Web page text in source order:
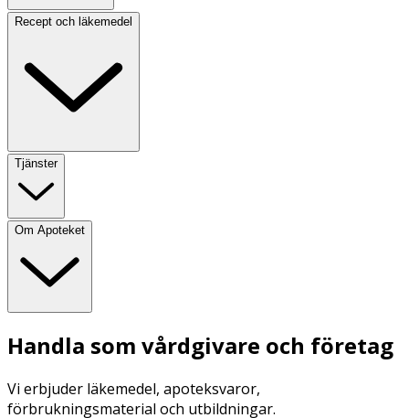
Recept och läkemedel
Tjänster
Om Apoteket
Handla som vårdgivare och företag
Vi erbjuder läkemedel, apoteksvaror,
förbrukningsmaterial och utbildningar.